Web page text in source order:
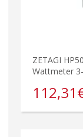
ZETAGI
Wattmeter
112,31